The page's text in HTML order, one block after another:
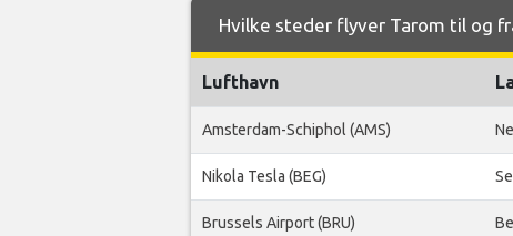
Hvilke steder flyver Tarom til og
Lufthavn
Amsterdam-Schiphol (AMS)
Nikola Tesla (BEG)
Brussels Airport (BRU)